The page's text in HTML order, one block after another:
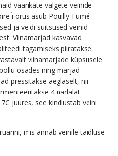
väärikate valgete veinide
́i orus asub Pouilly-Fumé
ja veidi suitsused veinid
Viinamarjad kasvavad
tagamiseks piiratakse
viinamarjade küpsusele
osades ning marjad
pressitakse aeglaselt, nii
4 nädalat
juures, see kindlustab veini
mis annab veinile täidluse